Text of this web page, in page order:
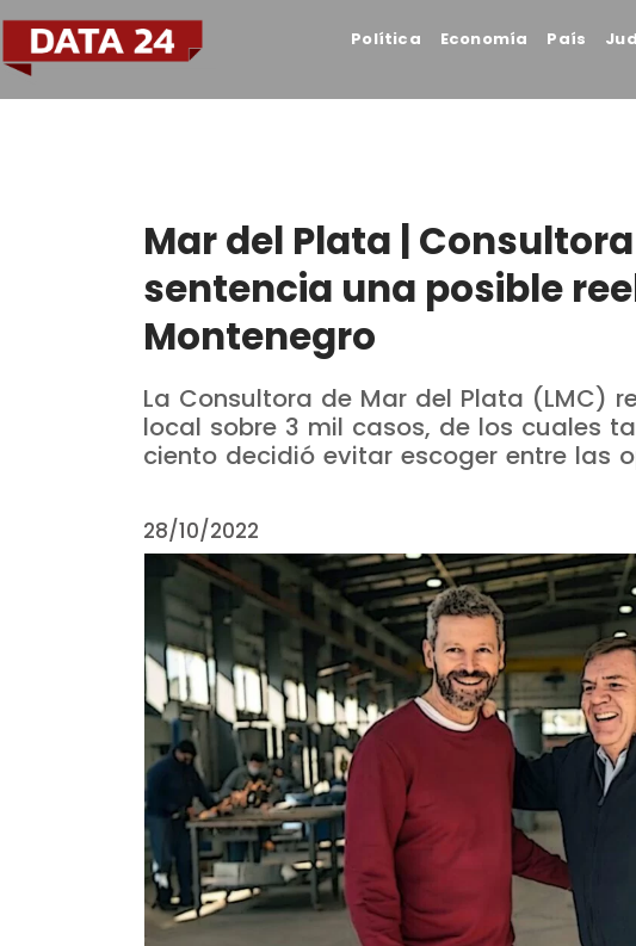
Política Economía País
Mar del Plata |
sentencia una posible
Montenegro
La Consultora de Mar del Plata (LMC)
local sobre 3 mil casos, de los cuales
ciento decidió evitar escoger entre las
28/10/2022